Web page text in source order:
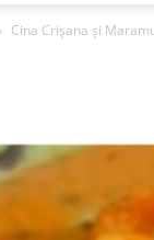
Cina Crișana și